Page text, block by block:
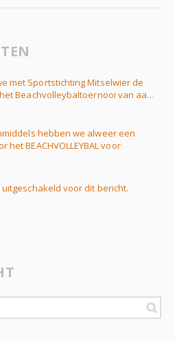
met Sportstichting Mitselwier de
Beachvolleybaltoernooi van aa…
hebben we alweer een
het BEACHVOLLEYBAL voor
voor dit bericht.